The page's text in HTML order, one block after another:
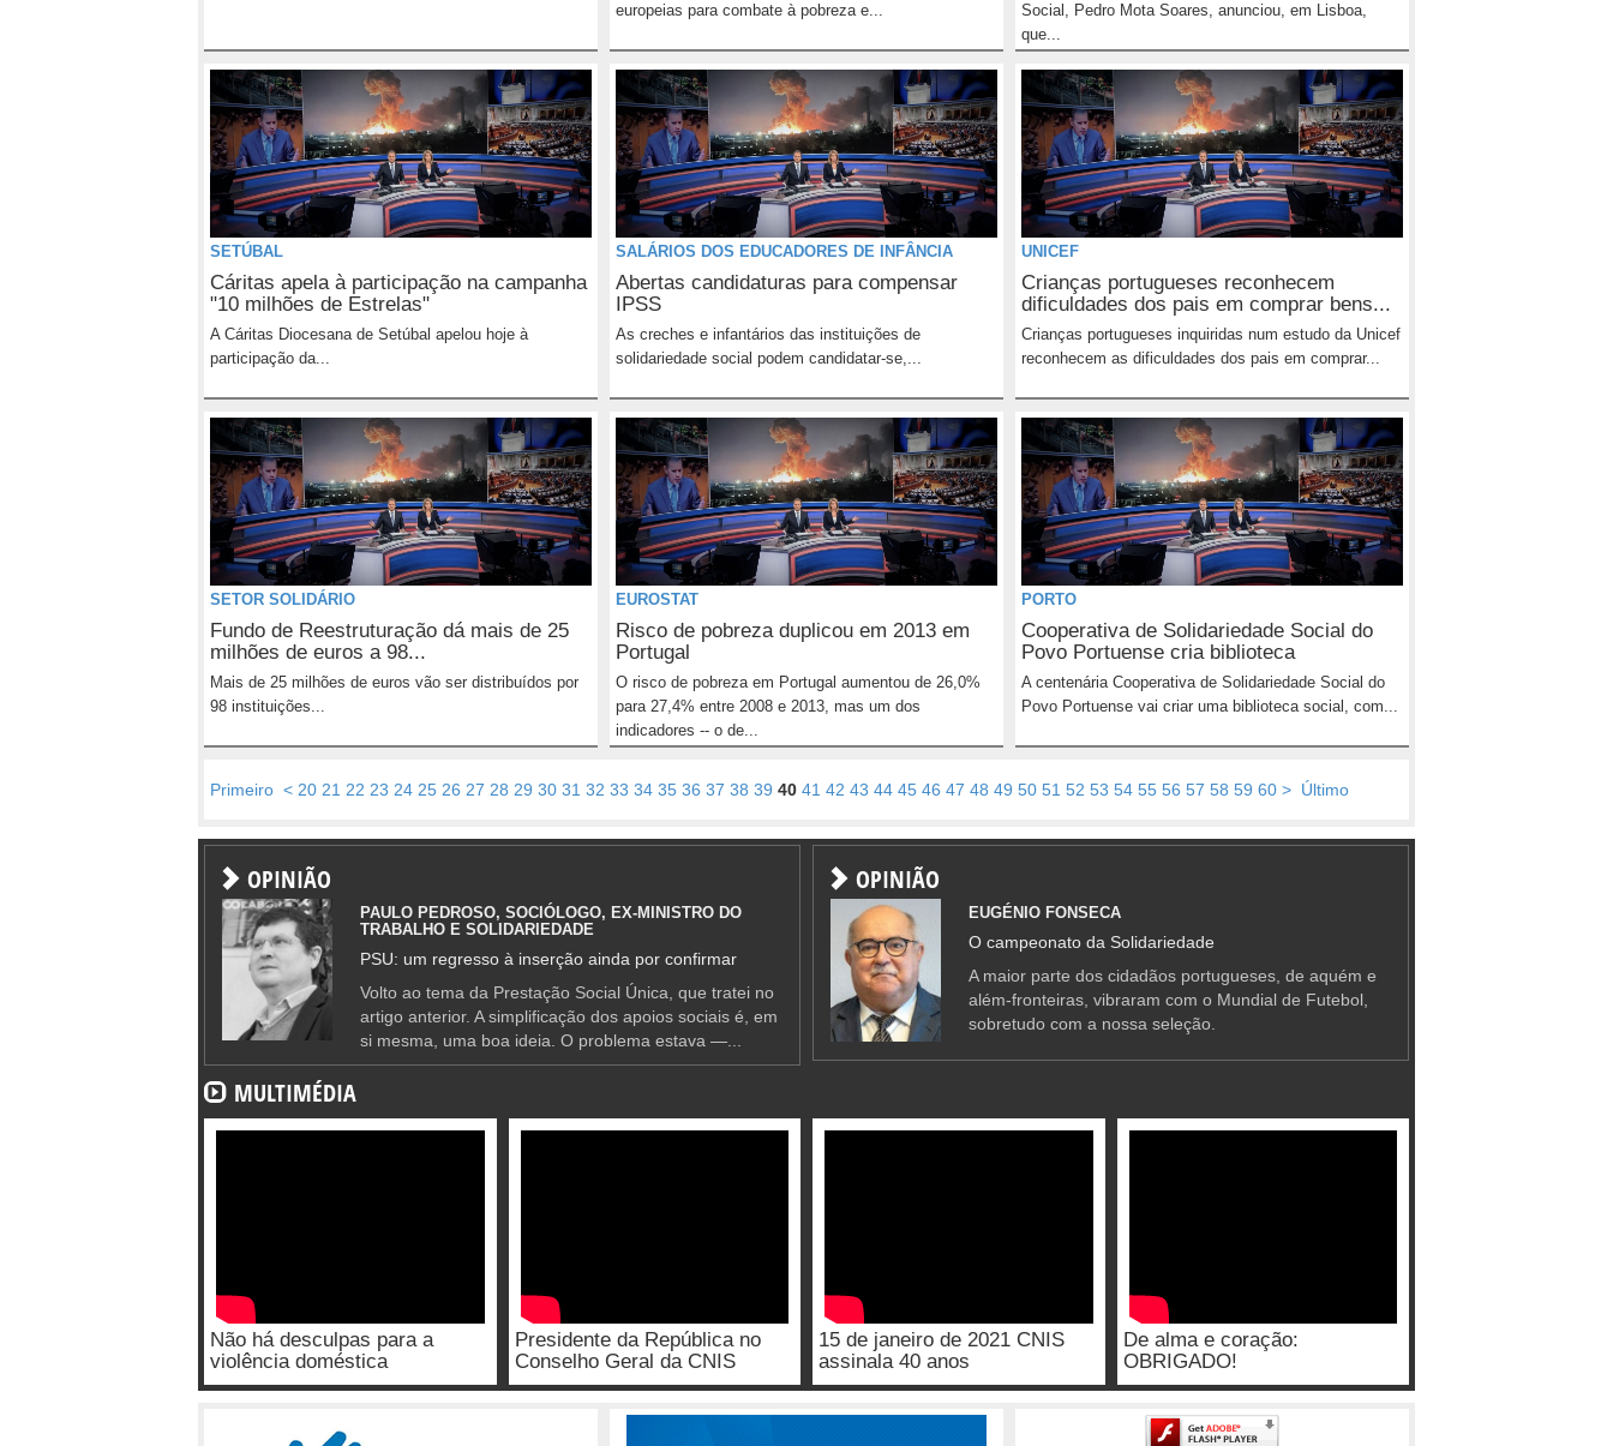
europeias para combate à pobreza e...
Social, Pedro Mota Soares, anunciou, em Lisboa,
que...
SETÚBAL
Cáritas apela à participação na campanha
"10 milhões de Estrelas"
A Cáritas Diocesana de Setúbal apelou hoje à
participação da...
SALÁRIOS DOS EDUCADORES DE INFÂNCIA
Abertas candidaturas para compensar
IPSS
As creches e infantários das instituições de
solidariedade social podem candidatar-se,...
UNICEF
Crianças portugueses reconhecem
dificuldades dos pais em comprar bens...
Crianças portugueses inquiridas num estudo da Unicef
reconhecem as dificuldades dos pais em comprar...
SETOR SOLIDÁRIO
Fundo de Reestruturação dá mais de 25
milhões de euros a 98...
Mais de 25 milhões de euros vão ser distribuídos por
98 instituições...
EUROSTAT
Risco de pobreza duplicou em 2013 em
Portugal
O risco de pobreza em Portugal aumentou de 26,0%
para 27,4% entre 2008 e 2013, mas um dos
indicadores -- o de...
PORTO
Cooperativa de Solidariedade Social do
Povo Portuense cria biblioteca
A centenária Cooperativa de Solidariedade Social do
Povo Portuense vai criar uma biblioteca social, com...
Primeiro < 20 21 22 23 24 25 26 27 28 29 30 31 32 33 34 35 36 37 38 39 40 41 42 43 44 45 46 47 48 49 50 51 52 53 54 55 56 57 58 59 60 > Último
OPINIÃO
PAULO PEDROSO, SOCIÓLOGO, EX-MINISTRO DO
TRABALHO E SOLIDARIEDADE
PSU: um regresso à inserção ainda por confirmar
Volto ao tema da Prestação Social Única, que tratei no
artigo anterior. A simplificação dos apoios sociais é, em
si mesma, uma boa ideia. O problema estava —...
OPINIÃO
EUGÉNIO FONSECA
O campeonato da Solidariedade
A maior parte dos cidadãos portugueses, de aquém e
além-fronteiras, vibraram com o Mundial de Futebol,
sobretudo com a nossa seleção.
MULTIMÉDIA
Não há desculpas para a
violência doméstica
Presidente da República no
Conselho Geral da CNIS
15 de janeiro de 2021 CNIS
assinala 40 anos
De alma e coração:
OBRIGADO!